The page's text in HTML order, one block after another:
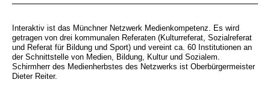
Interaktiv ist das Münchner Netzwerk Medienkompetenz. Es wird
getragen von drei kommunalen Referaten (Kulturreferat, Sozialreferat
und Referat für Bildung und Sport) und vereint ca. 60 Institutionen an
der Schnittstelle von Medien, Bildung, Kultur und Sozialem.
Schirmherr des Medienherbstes des Netzwerks ist Oberbürgermeister
Dieter Reiter.